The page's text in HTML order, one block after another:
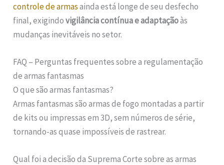
controle de armasainda está longe de seu desfecho
final, exigindovigilância contínua e adaptaçãoàs
mudanças inevitáveis no setor.
FAQ – Perguntas frequentes sobre a regulamentação
de armas fantasmas
O que são armas fantasmas?
Armas fantasmas são armas de fogo montadas a partir
de kits ou impressas em 3D, sem números de série,
tornando-as quase impossíveis de rastrear.
Qual foi a decisão da Suprema Corte sobre as armas